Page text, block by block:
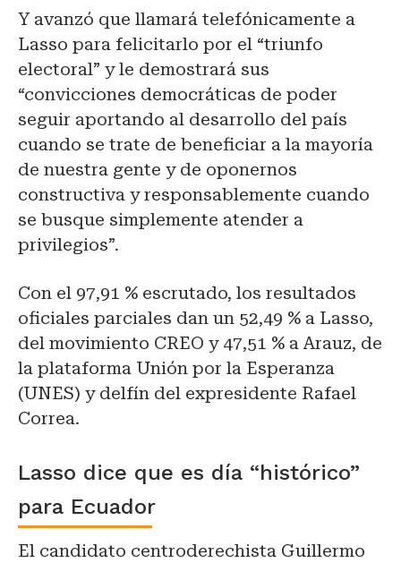
Y avanzó que llamará telefónicamente a
Lasso para felicitarlo por el “triunfo
electoral” y le demostrará sus
“convicciones democráticas de poder
seguir aportando al desarrollo del país
cuando se trate de beneficiar a la mayoría
de nuestra gente y de oponernos
constructiva y responsablemente cuando
se busque simplemente atender a
privilegios”.
Con el 97,91 % escrutado, los resultados
oficiales parciales dan un 52,49 % a Lasso,
del movimiento CREO y 47,51 % a Arauz, de
la plataforma Unión por la Esperanza
(UNES) y delfín del expresidente Rafael
Correa.
Lasso dice que es día “histórico”
para Ecuador
El candidato centroderechista Guillermo